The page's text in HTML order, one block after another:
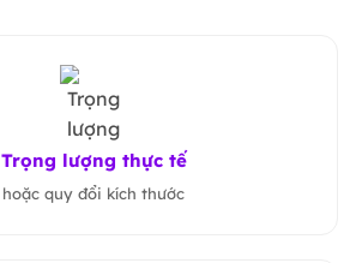
Trọng lượng thực tế
hoặc quy đổi kích thước